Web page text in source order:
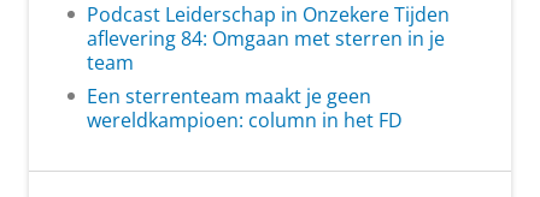
Podcast Leiderschap in Onzekere Tijden
aflevering 84: Omgaan met sterren in je
team
Een sterrenteam maakt je geen
wereldkampioen: column in het FD